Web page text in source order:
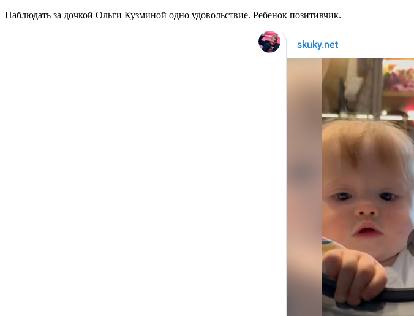
Наблюдать за дочкой Ольги Кузминой одно удовольствие. Ребенок позитивчик.